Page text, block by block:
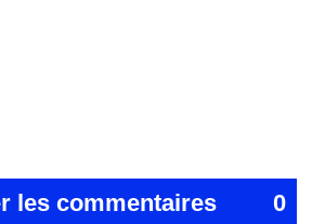
les commentaires 0